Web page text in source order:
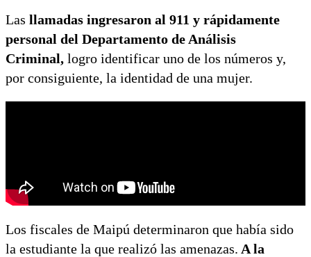
Las llamadas ingresaron al 911 y rápidamente
personal del Departamento de Análisis
Criminal, logro identificar uno de los números y,
por consiguiente, la identidad de una mujer.
Los fiscales de Maipú determinaron que había sido
la estudiante la que realizó las amenazas. A la